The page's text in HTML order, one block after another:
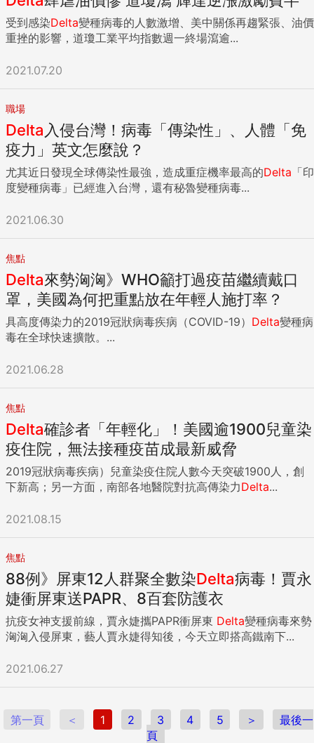
受到感染Delta變種病毒的人數激增、美中關係再趨緊張、油價
重挫的影響，道瓊工業平均指數週一終場瀉逾...
2021.07.20
職場
Delta 入侵台灣！病毒「傳染性」、人體「免
疫力」英文怎麼說？
尤其近日發現全球傳染性最強，造成重症機率最高的Delta 「印
度變種病毒」已經進入台灣，還有秘魯變種病毒...
2021.06.30
焦點
Delta來勢洶洶》WHO籲打過疫苗繼續戴口
罩，美國為何把重點放在年輕人施打率？
具高度傳染力的2019冠狀病毒疾病（COVID-19） Delta變種病
毒在全球快速擴散。...
2021.06.28
焦點
Delta確診者「年輕化」！美國逾1900兒童染
疫住院，無法接種疫苗成最新威脅
2019冠狀病毒疾病）兒童染疫住院人數今天突破1900人，創
下新高；另一方面，南部各地醫院對抗高傳染力Delta...
2021.08.15
焦點
88例》屏東12人群聚全數染Delta病毒！賈永
婕衝屏東送PAPR、8百套防護衣
抗疫女神支援前線，賈永婕攜PAPR衝屏東 Delta變種病毒來勢
洶洶入侵屏東，藝人賈永婕得知後，今天立即搭高鐵南下...
2021.06.27
第一頁 ＜ 1 2 3 4 5 ＞
最後一
頁